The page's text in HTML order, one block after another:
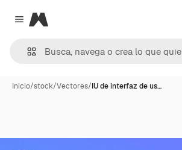
Close menu
Magnific
Inicio/stock/Vectores/IU de interfaz de us…